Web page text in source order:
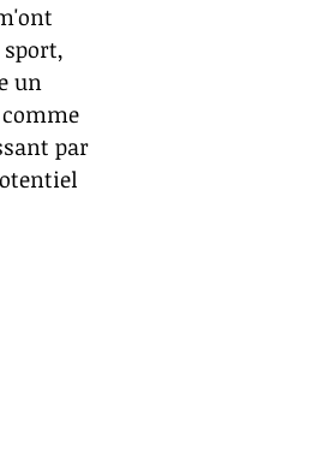
un
par